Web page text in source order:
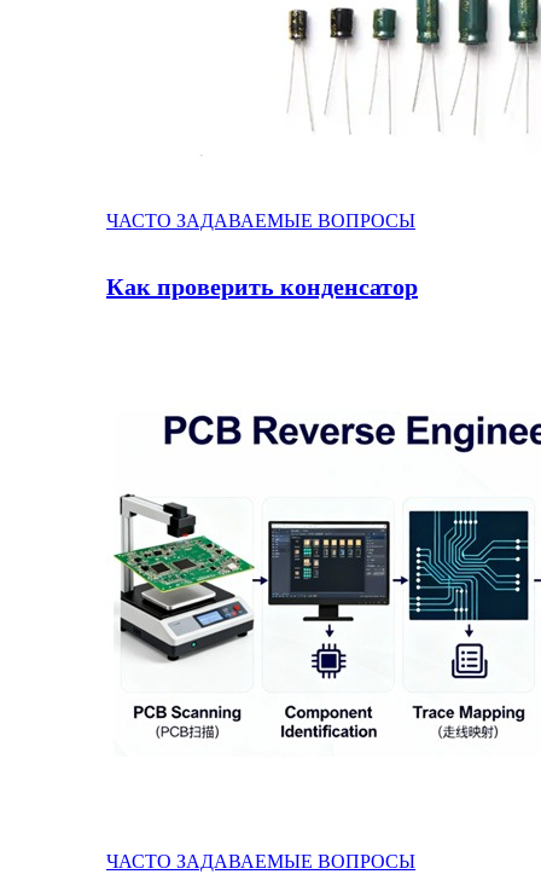
ЧАСТО ЗАДАВАЕМЫЕ ВОПРОСЫ
Как проверить конденсатор
ЧАСТО ЗАДАВАЕМЫЕ ВОПРОСЫ